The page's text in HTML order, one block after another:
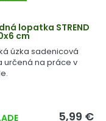
lopatka STREND
cm
úzka sadenicová
určená na práce v
5,99 €